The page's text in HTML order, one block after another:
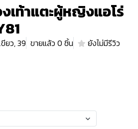
เท้าแตะผู้หญิงแอโร่
ขียว, 39 ขายแล้ว 0 ชิ้น
ยังไม่มีรีวิว